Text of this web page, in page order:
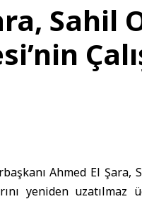
Sahil
Ahmed El Şara,
yeniden